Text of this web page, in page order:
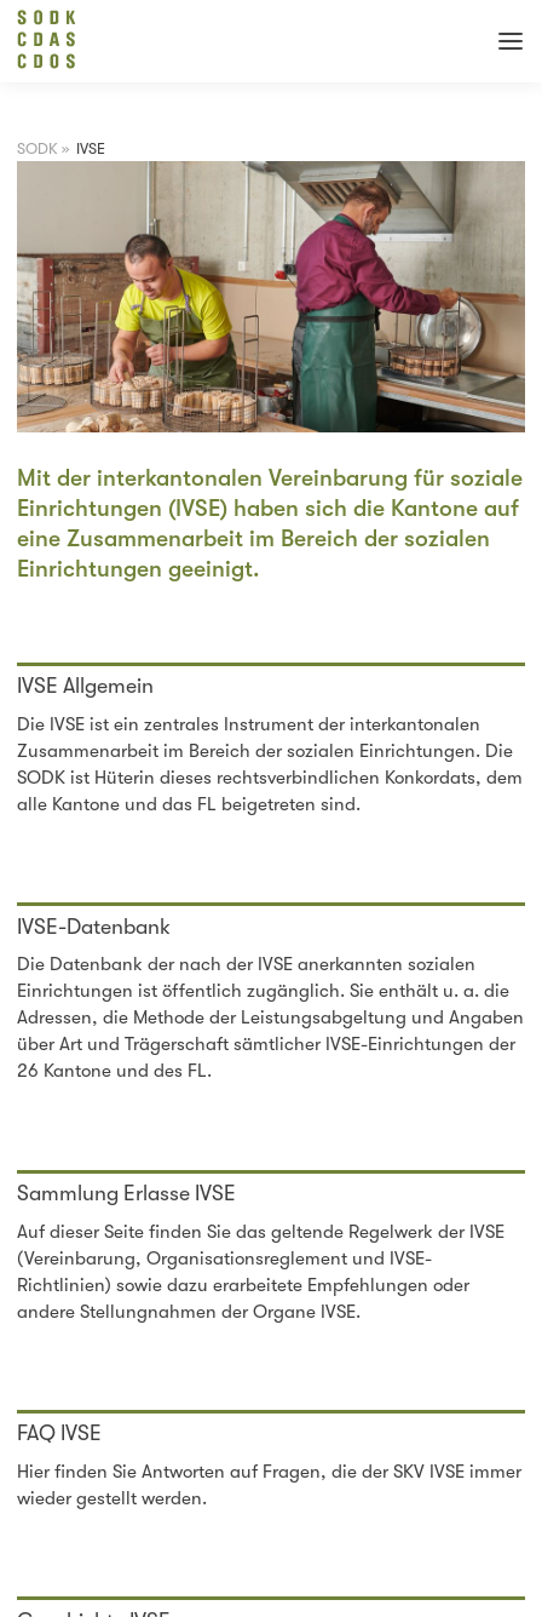
SODK » IVSE
Mit der interkantonalen Vereinbarung für soziale
Einrichtungen (IVSE) haben sich die Kantone auf
eine Zusammenarbeit im Bereich der sozialen
Einrichtungen geeinigt.
IVSE Allgemein
Die IVSE ist ein zentrales Instrument der interkantonalen
Zusammenarbeit im Bereich der sozialen Einrichtungen. Die
SODK ist Hüterin dieses rechtsverbindlichen Konkordats, dem
alle Kantone und das FL beigetreten sind.
IVSE-Datenbank
Die Datenbank der nach der IVSE anerkannten sozialen
Einrichtungen ist öffentlich zugänglich. Sie enthält u. a. die
Adressen, die Methode der Leistungsabgeltung und Angaben
über Art und Trägerschaft sämtlicher IVSE-Einrichtungen der
26 Kantone und des FL.
Sammlung Erlasse IVSE
Auf dieser Seite finden Sie das geltende Regelwerk der IVSE
(Vereinbarung, Organisationsreglement und IVSE-
Richtlinien) sowie dazu erarbeitete Empfehlungen oder
andere Stellungnahmen der Organe IVSE.
FAQ IVSE
Hier finden Sie Antworten auf Fragen, die der SKV IVSE immer
wieder gestellt werden.